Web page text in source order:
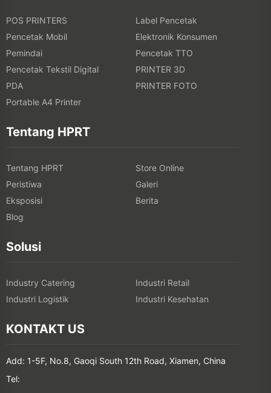
POS PRINTERS
Label Pencetak
Pencetak Mobil
Elektronik Konsumen
Pemindai
Pencetak TTO
Pencetak Tekstil Digital
PRINTER 3D
PDA
PRINTER FOTO
Portable A4 Printer
Tentang HPRT
Tentang HPRT
Store Online
Peristiwa
Galeri
Eksposisi
Berita
Blog
Solusi
Industry Catering
Industri Retail
Industri Logistik
Industri Kesehatan
KONTAKT US
Add: 1-5F, No.8, Gaoqi South 12th Road, Xiamen, China
Tel: